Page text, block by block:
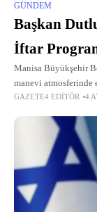
GÜNDEM
Başkan
İftar
Manisa Büyükşehir
manevi
programına katıldı.
GAZETE4 EDITÖR